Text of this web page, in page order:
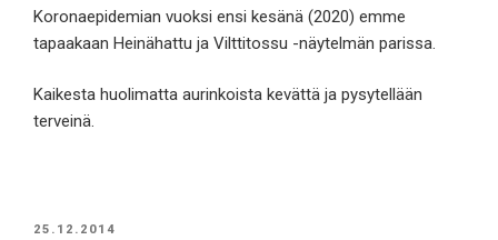
Koronaepidemian vuoksi ensi kesänä (2020) emme
tapaakaan Heinähattu ja Vilttitossu -näytelmän parissa.
Kaikesta huolimatta aurinkoista kevättä ja pysytellään
terveinä.
JULKAISTU
25.12.2014